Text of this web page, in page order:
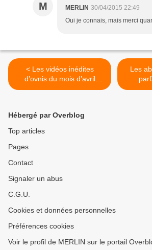
M MERLIN 30/04/2015 22:49
Oui je connais, mais merci
< Les vidéos inédites
d’ovnis du mois d’avril
2015…
Les
Hébergé par Overblog
Top articles
Pages
Contact
Signaler un abus
C.G.U.
Cookies et données personnelles
Préférences cookies
Voir le profil de MERLIN sur le portail